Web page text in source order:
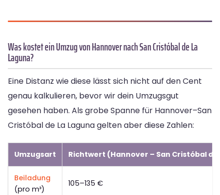
Was kostet ein Umzug von Hannover nach San Cristóbal de La
Laguna?
Eine Distanz wie diese lässt sich nicht auf den Cent
genau kalkulieren, bevor wir dein Umzugsgut
gesehen haben. Als grobe Spanne für Hannover–San
Cristóbal de La Laguna gelten aber diese Zahlen:
Umzugsart Richtwert (Hannover – San Cristóbal de
Beiladung
(pro m³)
105–135 €